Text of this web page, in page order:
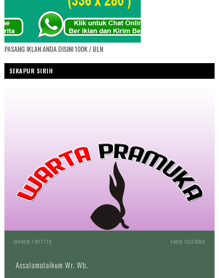
PASANG IKLAN ANDA DISINI 100K / BLN
SEKAPUR SIRIH
@AKUN TWITTER AKUN FACEBOOK
Assalamulaikum Wr. Wb.